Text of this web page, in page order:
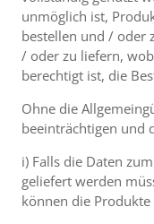
unmöglich ist,
bestellen und / oder
/ oder zu liefern,
berechtigt ist, die
Ohne die
beeinträchtigen und
i) Falls die Daten
geliefert werden
können die